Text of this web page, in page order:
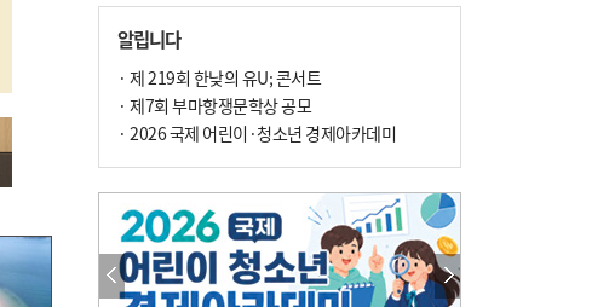
부정선거
선관위와 尹의 ‘0점 답안’
기고[전체보기]
환자의 희망, 헌혈의 힘
대학과 지역 ‘연결’이 지역혁신이다
엘리트 자평해온 市 공무원…생중계 회의서 능력 입증을
김준희의 클래식 인사이트[전체보기]
여름날의 애상, 왈츠
빛나는 꿈의 계절, 4월의 노래
알립니다
· 제 219회 한낮의 유U; 콘서트
· 제7회 부마항쟁문학상 공모
· 2026 국제 어린이·청소년 경제아카데미